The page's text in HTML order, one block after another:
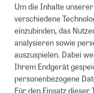
Um die Inhalte
verschiedene
einzubinden, das
analysieren sowie
auszuspielen. Dabei
Ihrem Endgerät
personenbezogene
Für den Einsatz